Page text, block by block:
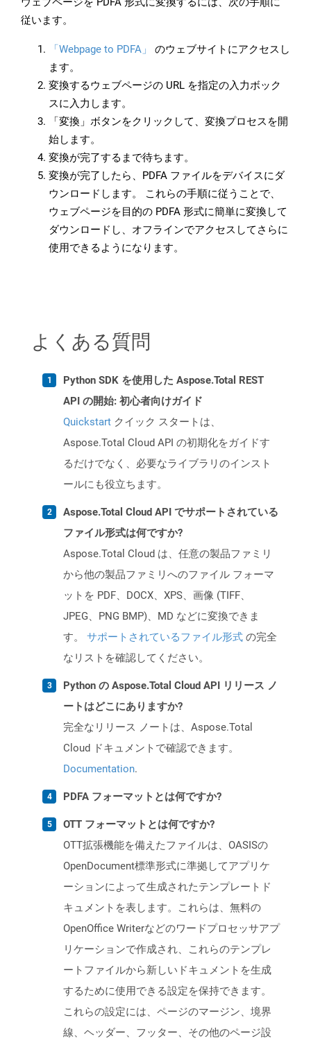
従います。
「Webpage to PDFA」
のウェブサイトにアクセスし
ます。
変換するウェブページの URL を指定の入力ボック
スに入力します。
「変換」ボタンをクリックして、変換プロセスを開
始します。
変換が完了するまで待ちます。
変換が完了したら、PDFA ファイルをデバイスにダ
ウンロードします。 これらの手順に従うことで、
ウェブページを目的の PDFA 形式に簡単に変換して
ダウンロードし、オフラインでアクセスしてさらに
使用できるようになります。
よくある質問
Python SDK を使用した Aspose.Total REST
API の開始: 初心者向けガイド
Quickstart クイック スタートは、
Aspose.Total Cloud API の初期化をガイドす
るだけでなく、必要なライブラリのインスト
ールにも役立ちます。
Aspose.Total Cloud API でサポートされている
ファイル形式は何ですか?
Aspose.Total Cloud は、任意の製品ファミリ
から他の製品ファミリへのファイル フォーマ
ットを PDF、DOCX、XPS、画像 (TIFF、
JPEG、PNG BMP)、MD などに変換できま
す。 サポートされているファイル形式 の完全
なリストを確認してください。
Python の Aspose.Total Cloud API リリース ノ
ートはどこにありますか?
完全なリリース ノートは、Aspose.Total
Cloud ドキュメントで確認できます。
Documentation.
PDFA フォーマットとは何ですか?
OTT フォーマットとは何ですか?
OTT拡張機能を備えたファイルは、OASISの
OpenDocument標準形式に準拠してアプリケ
ーションによって生成されたテンプレートド
キュメントを表します。これらは、無料の
OpenOffice Writerなどのワードプロセッサアプ
リケーションで作成され、これらのテンプレ
ートファイルから新しいドキュメントを生成
するために使用できる設定を保持できます。
これらの設定には、ページのマージン、境界
線、ヘッダー、フッター、その他のページ設